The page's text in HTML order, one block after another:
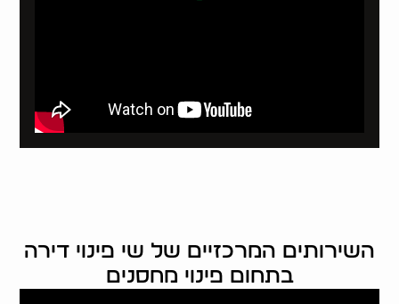
השירותים המרכזיים של שי פינוי דירה
בתחום פינוי מחסנים